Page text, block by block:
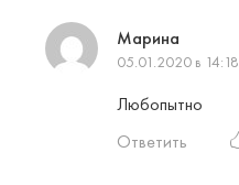
Марина
05.01.2020 в 14:18
Любопытно
Ответить